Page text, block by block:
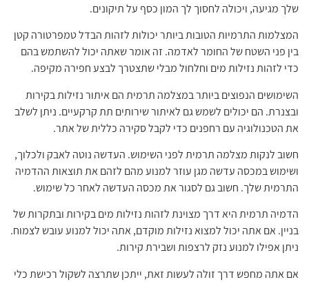
שלך מגיעה, ויכולה לחסוך לך המון כסף על תיקונים.
המצלמות התרמיות הטובות ביותר יכולות לזהות הבדל טמפרטורה קטן
בין פני השטח של החומר לאדמה. זה אומר שאתה יכול להשתמש בהם
כדי לזהות נזילות מים וחלחול מבלי שתצטרך לבצע חפירה מקיפה.
השימושים הנפוצים ביותר במצלמה תרמית הם איתור נזילות בקירות
ובצנרת. הם יכולים לשמש גם לאיתור שירותים תת קרקעיים. ניתן לשלב
את הטכנולוגיה עם רחפנים כדי לקבל סקירה כללית של אתר.
חשוב לנקות מצלמה תרמית לפני השימוש. העדשה נוטה לאבק ולכלוך,
ושימוש במכסה עדשה מגן עוזר למנוע מהם לזהם את תוצאות ההדמיה
התרמית שלך. חשוב גם לסגור את מכסה העדשה לאחר כל שימוש.
הדמיה תרמית היא דרך מצוינת לזהות נזילות מים בקירות ובתקרות של
בניין. אם אתה יכול למצוא נזילות מוקדם, אתה יכול למנוע עובש לצמוח.
ניתן אפילו למנוע נזק לרצפות ושבירת קירות.
אם אתה מחפש דרך זולה לעשות זאת, ייתכן שתרצה לשקול רכישת כלי